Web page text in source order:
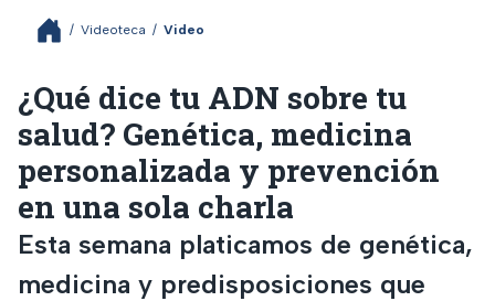
/ Videoteca / Video
¿Qué dice tu ADN sobre tu
salud? Genética, medicina
personalizada y prevención
en una sola charla
Esta semana platicamos de genética,
medicina y predisposiciones que